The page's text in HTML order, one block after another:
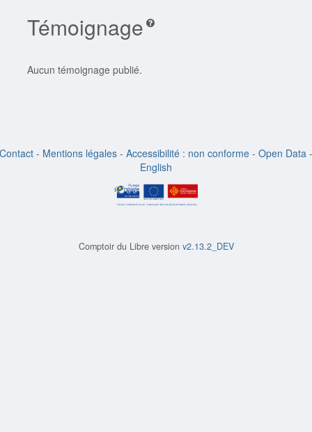
Témoignage
Aucun témoignage publié.
Contact - Mentions légales - Accessibilité : non conforme - Open Data -
English
Comptoir du Libre version v2.13.2_DEV